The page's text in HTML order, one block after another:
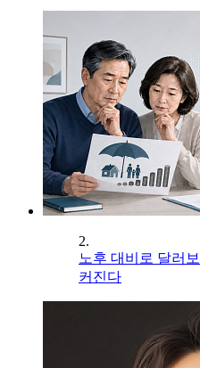
2.
노후 대비로 달러
커진다